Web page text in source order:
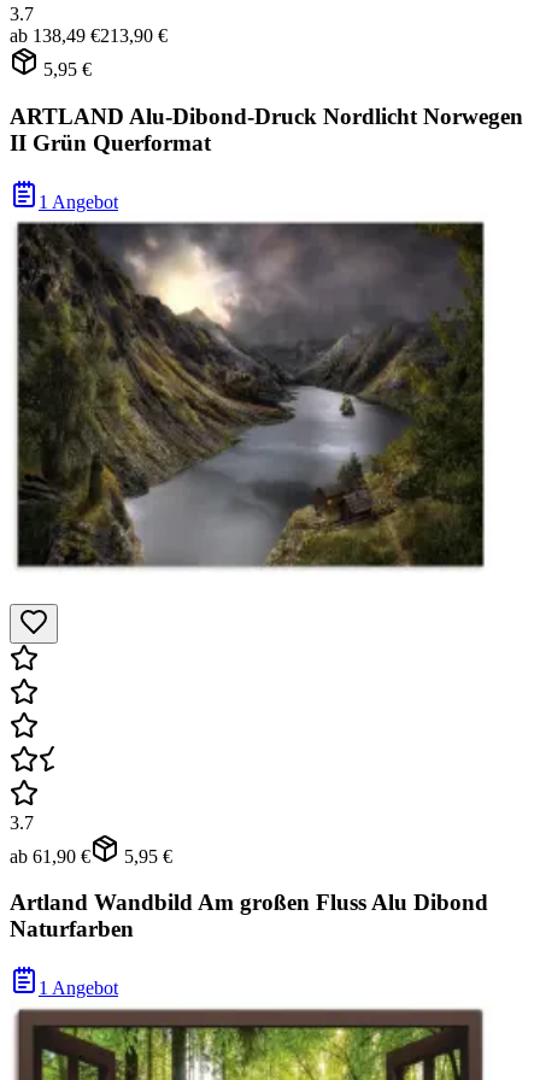
3.7
ab 138,49 €213,90 €
5,95 €
ARTLAND Alu-Dibond-Druck Nordlicht Norwegen
II Grün Querformat
1 Angebot
3.7
ab 61,90 € 5,95 €
Artland Wandbild Am großen Fluss Alu Dibond
Naturfarben
1 Angebot